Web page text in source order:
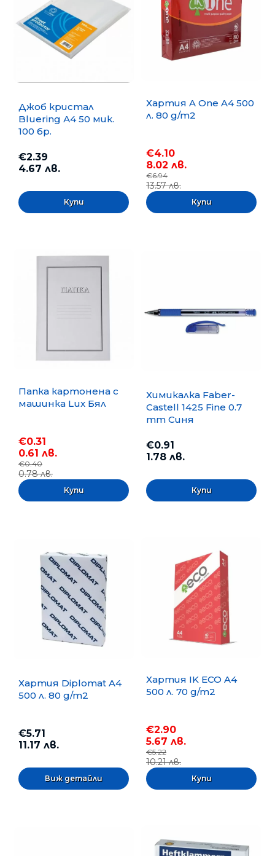
Джоб кристал
Bluering А4 50 мик.
100 бр.
€2.39
4.67 лв.
Хартия A One A4 500
л. 80 g/m2
€4.10
8.02 лв.
€6.94
13.57 лв.
Папка картонена с
машинка Lux Бял
€0.31
0.61 лв.
€0.40
0.78 лв.
Химикалка Faber-
Castell 1425 Fine 0.7
mm Синя
€0.91
1.78 лв.
Хартия Diplomat A4
500 л. 80 g/m2
€5.71
11.17 лв.
Виж детайли
Хартия IK ECO A4
500 л. 70 g/m2
€2.90
5.67 лв.
€5.22
10.21 лв.